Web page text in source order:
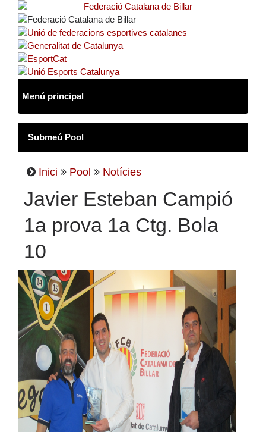
Inici Pool Notícies
Javier Esteban Campió
1a prova 1a Ctg. Bola
10